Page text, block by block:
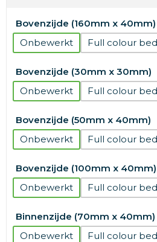
Bovenzijde (160mm x 40mm)
Onbewerkt
Full colour
Bovenzijde (30mm x 30mm)
Onbewerkt
Full colour
Bovenzijde (50mm x 40mm)
Onbewerkt
Full colour
Bovenzijde (100mm x 40mm)
Onbewerkt
Full colour
Binnenzijde (70mm x 40mm)
Onbewerkt
Full colour